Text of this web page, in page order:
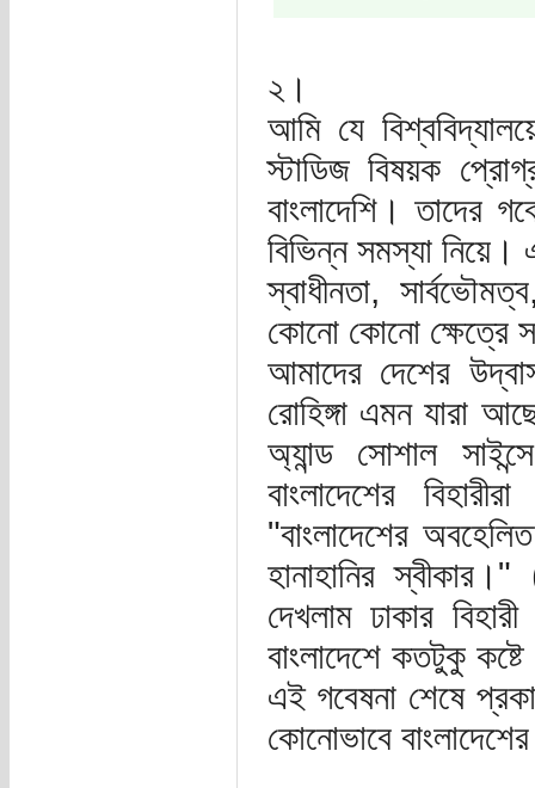
২।
আমি যে
স্টাডিজ বিষয়ক
বাংলাদেশি। তাদের
বিভিন্ন সমস্যা
স্বাধীনতা,
কোনো কোনো ক্ষেত্রে
আমাদের দেশের
রোহিঙ্গা এমন যারা
অ্যান্ড সোশাল
বাংলাদেশের
"বাংলাদেশের
হানাহানির
দেখলাম ঢাকার
বাংলাদেশে কতটুকু
এই গবেষনা শেষে
কোনোভাবে